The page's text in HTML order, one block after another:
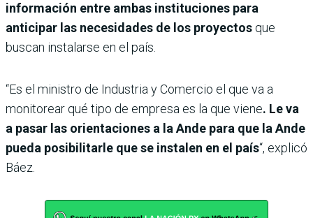
información entre ambas instituciones para
anticipar las necesidades de los proyectos que
buscan instalarse en el país.
“Es el ministro de Industria y Comercio el que va a
monitorear qué tipo de empresa es la que viene. Le va
a pasar las orientaciones a la Ande para que la Ande
pueda posibilitarle que se instalen en el país“, explicó
Báez.